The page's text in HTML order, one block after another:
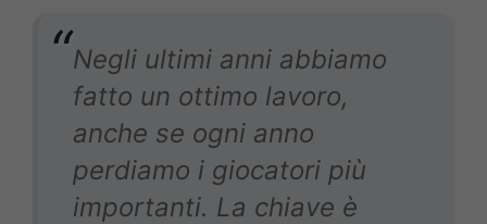
Negli ultimi anni abbiamo
fatto un ottimo lavoro,
anche se ogni anno
perdiamo i giocatori più
importanti. La chiave è